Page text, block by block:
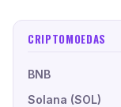
CRIPTOMOEDAS
BNB
Solana (SOL)